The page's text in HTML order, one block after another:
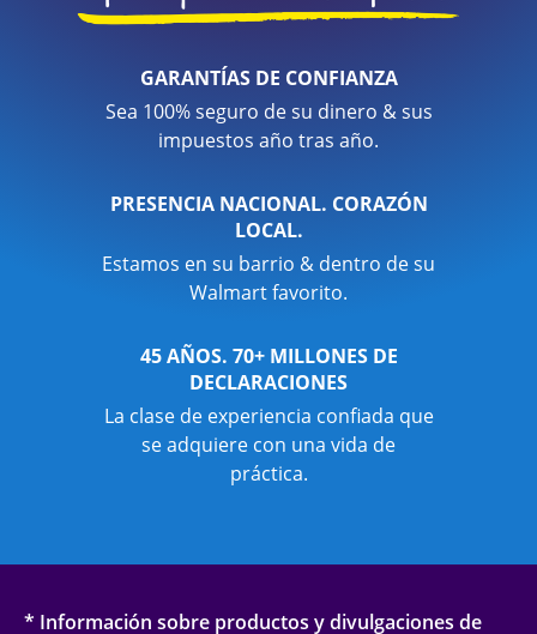
GARANTÍAS DE CONFIANZA
Sea 100% seguro de su dinero & sus
impuestos año tras año.
PRESENCIA NACIONAL. CORAZÓN
LOCAL.
Estamos en su barrio & dentro de su
Walmart favorito.
45 AÑOS. 70+ MILLONES DE
DECLARACIONES
La clase de experiencia confiada que
se adquiere con una vida de
práctica.
* Información sobre productos y divulgaciones de